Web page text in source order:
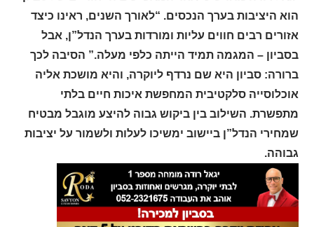
הוא היציבות בערך הנכסים. “לאורך השנים, ראינו כיצד
אזורים רבים חווים עליות ומורדות בערך הנדל”ן, אבל
בסביון – המגמה תמיד הייתה כלפי מעלה.” הסיבה לכך
ברורה: סביון היא שם נרדף ליוקרה, והיא מושכת אליה
אוכלוסייה סלקטיבית המחפשת איכות חיים בלתי
מתפשרת. השילוב בין ביקוש גבוה להיצע מוגבל מבטיח
שמחירי הנדל”ן ביישוב ימשיכו לעלות ולשמור על יציבות
גבוהה.